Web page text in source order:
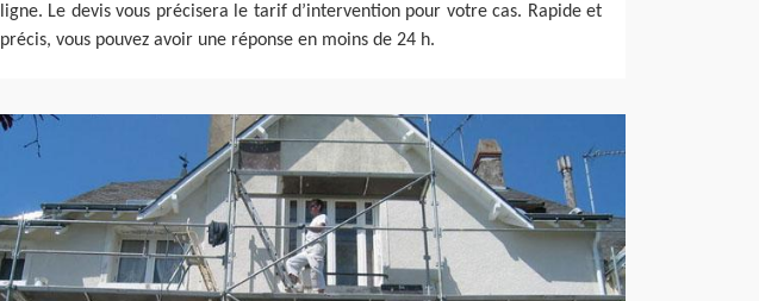
ligne. Le devis vous précisera le tarif d’intervention pour votre cas. Rapide et
précis, vous pouvez avoir une réponse en moins de 24 h.